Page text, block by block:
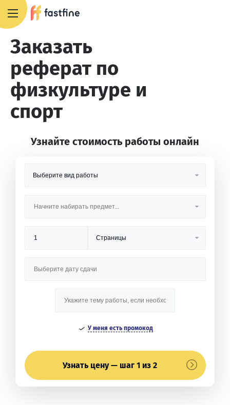
Заказать
реферат по
физкультуре и
спорт
Узнайте стоимость работы онлайн
У меня есть промокод
Узнать цену — шаг 1 из 2